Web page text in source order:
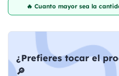
🔥 Cuanto mayor sea la
¿Prefieres tocar el
🔎